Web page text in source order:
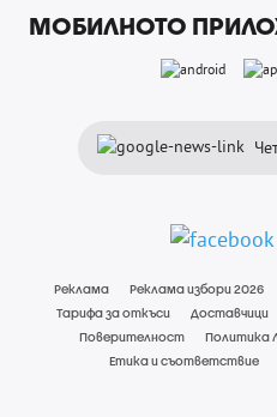
МОБИЛНОТО
Реклама Реклама избори 2026
Тарифа за откъси
Доставчици
Поверителност
Политика
Етика и съответствие